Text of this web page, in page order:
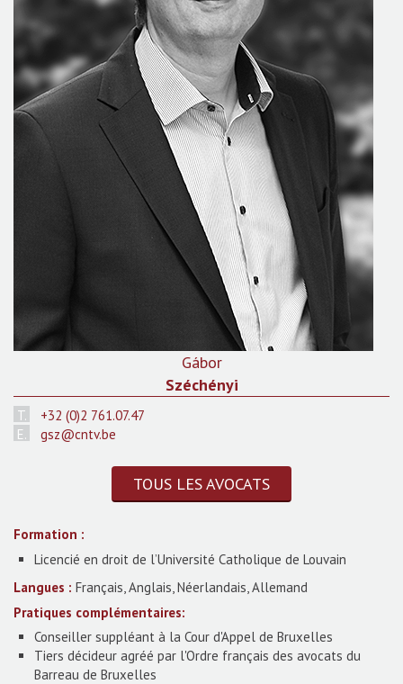
Gábor
Széchényi
+32 (0)2 761.07.47
gsz@cntv.be
TOUS LES AVOCATS
Formation :
Licencié en droit de l’Université Catholique de Louvain
Langues : Français, Anglais, Néerlandais, Allemand
Pratiques complémentaires:
Conseiller suppléant à la Cour d'Appel de Bruxelles
Tiers décideur agréé par l'Ordre français des avocats du
Barreau de Bruxelles